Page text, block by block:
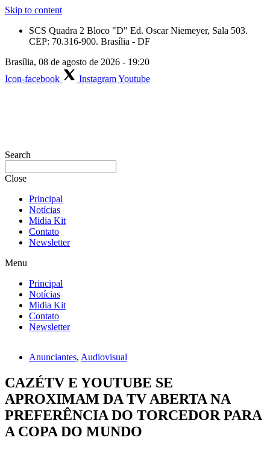
Skip to content
SCS Quadra 2 Bloco "D" Ed. Oscar Niemeyer, Sala 503.
CEP: 70.316-900. Brasília - DF
Brasília, 08 de agosto de 2026 - 19:20
Icon-facebook
InstagramYoutube
Search
Close
Principal
Notícias
Midia Kit
Contato
Newsletter
Menu
Principal
Notícias
Midia Kit
Contato
Newsletter
Anunciantes, Audiovisual
CAZÉTV E YOUTUBE SE
APROXIMAM DA TV ABERTA NA
PREFERÊNCIA DO TORCEDOR PARA
A COPA DO MUNDO